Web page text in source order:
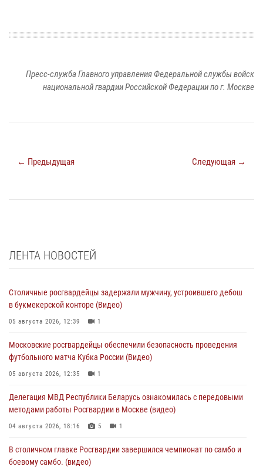
Пресс-служба Главного управления Федеральной службы войск
национальной гвардии Российской Федерации по г. Москве
← Предыдущая Следующая →
ЛЕНТА НОВОСТЕЙ
Столичные росгвардейцы задержали мужчину, устроившего дебош
в букмекерской конторе (Видео)
05 августа 2026, 12:39 1
Московские росгвардейцы обеспечили безопасность проведения
футбольного матча Кубка России (Видео)
05 августа 2026, 12:35 1
Делегация МВД Республики Беларусь ознакомилась с передовыми
методами работы Росгвардии в Москве (видео)
04 августа 2026, 18:16 5 1
В столичном главке Росгвардии завершился чемпионат по самбо и
боевому самбо. (видео)